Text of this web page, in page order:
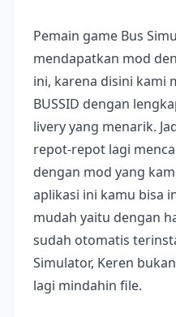
Pemain game Bus
mendapatkan mod
ini, karena disini kami
BUSSID dengan
livery yang menarik.
repot-repot lagi
dengan mod yang
aplikasi ini kamu bisa
mudah yaitu dengan
sudah otomatis
Simulator, Keren
lagi mindahin file.